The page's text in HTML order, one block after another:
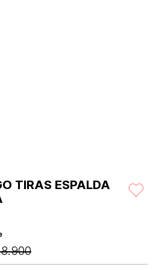
TIRAS ESPALDA
.900